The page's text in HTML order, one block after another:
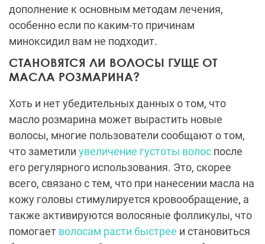
дополнение к основным методам лечения,
особенно если по каким-то причинам
миноксидил вам не подходит.
СТАНОВЯТСЯ ЛИ ВОЛОСЫ ГУЩЕ ОТ
МАСЛА РОЗМАРИНА?
Хоть и нет убедительных данных о том, что
масло розмарина может вырастить новые
волосы, многие пользователи сообщают о том,
что заметили увеличение густоты волос после
его регулярного использования. Это, скорее
всего, связано с тем, что при нанесении масла на
кожу головы стимулируется кровообращение, а
также активируются волосяные фолликулы, что
помогает волосам расти быстрее и становиться